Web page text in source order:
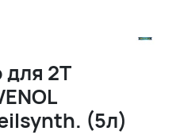
2Т
(5л)